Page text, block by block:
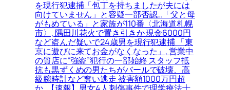
を現行犯逮捕「包丁を持ちましたが夫には
向けていません」と容疑一部否認…「父と母
がもめている」と家族が110番〈北海道札幌
市〉, 隅田川花火で置き引きか 現金6000円
など盗んだ疑いで24歳男を現行犯逮捕 「東
京に遊びに来てお金がなくなった」, 営業中
の質店に“強盗”犯行の一部始終 スタッフ抵
抗も黒ずくめの男たちがバールで破壊、高
級腕時計など奪い逃走 被害額1000万円超